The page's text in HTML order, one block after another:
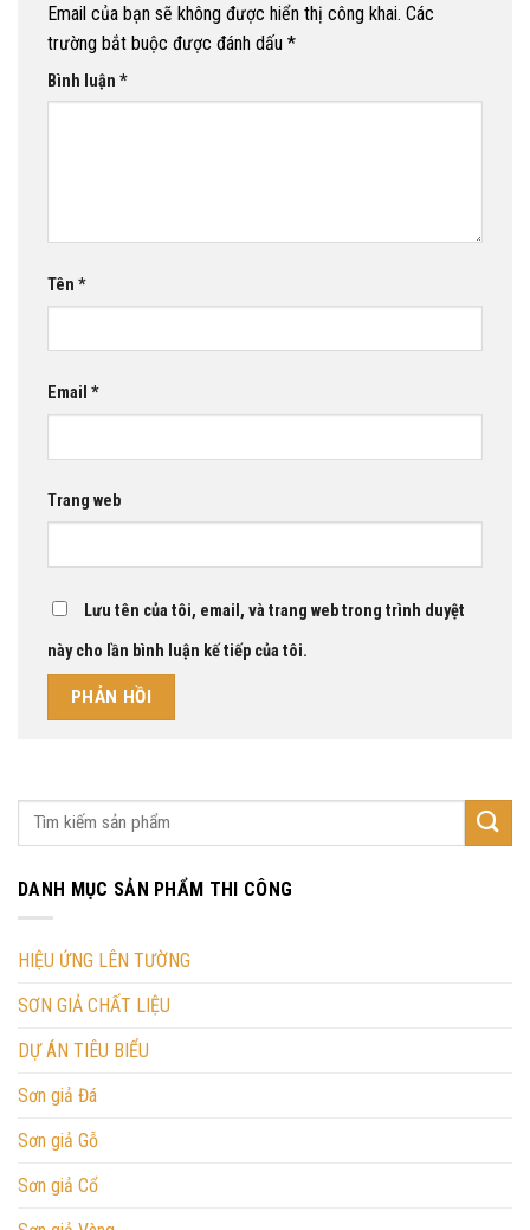
Email của bạn sẽ không được hiển thị công khai. Các
trường bắt buộc được đánh dấu *
Bình luận *
Tên *
Email *
Trang web
Lưu tên của tôi, email, và trang web trong trình duyệt
này cho lần bình luận kế tiếp của tôi.
DANH MỤC SẢN PHẨM THI CÔNG
HIỆU ỨNG LÊN TƯỜNG
SƠN GIẢ CHẤT LIỆU
DỰ ÁN TIÊU BIỂU
Sơn giả Đá
Sơn giả Gỗ
Sơn giả Cổ